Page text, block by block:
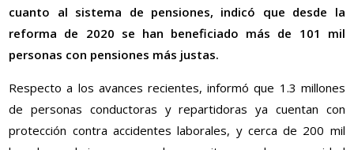
cuanto al sistema de pensiones, indicó que desde la
reforma de 2020 se han beneficiado más de 101 mil
personas con pensiones más justas.
Respecto a los avances recientes, informó que 1.3 millones
de personas conductoras y repartidoras ya cuentan con
protección contra accidentes laborales, y cerca de 200 mil